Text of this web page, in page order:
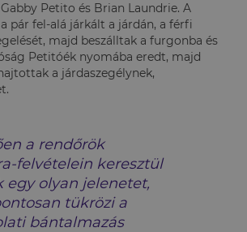
Petito és Brian Laundrie. A
pár fel-alá járkált a járdán, a férfi
majd beszálltak a furgonba és
Petitóék nyomába eredt, majd
a járdaszegélynek,
a rendőrök
felvételein keresztül
egy olyan jelenetet,
tükrözi a
bántalmazás